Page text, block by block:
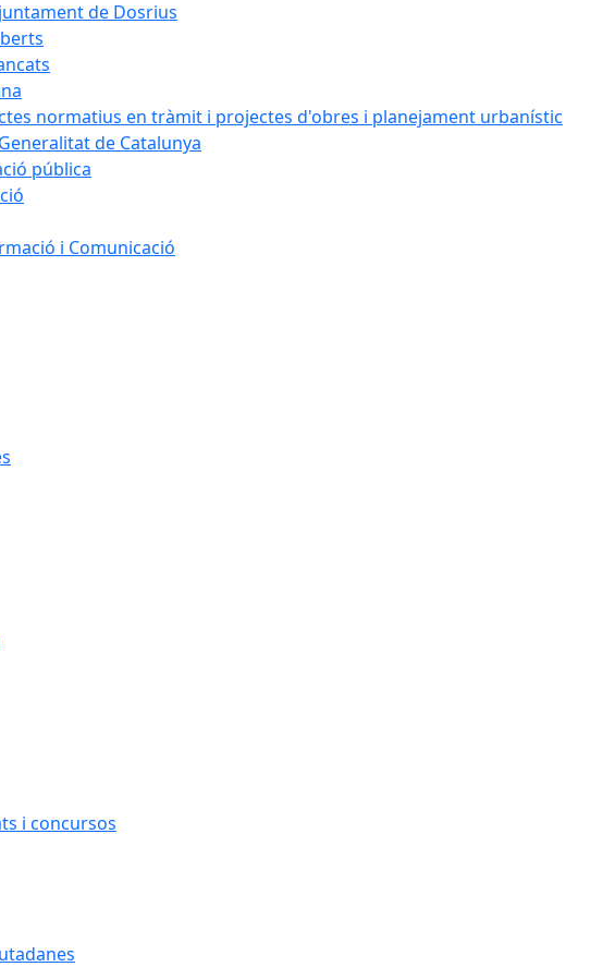
de Dosrius
normatius en tràmit i projectes d'obres i planejament urbanístic
de Catalunya
pública
i Comunicació
i concursos